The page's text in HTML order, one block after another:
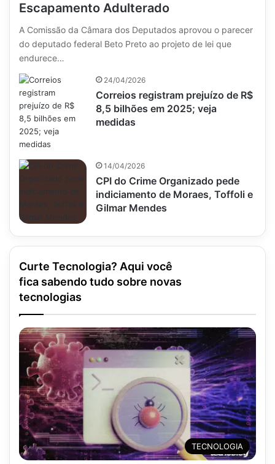
Escapamento Adulterado
A Comissão da Câmara dos Deputados aprovou o parecer
do deputado federal Beto Preto ao projeto de lei que
endurece…
24/04/2026
Correios registram prejuízo de R$
8,5 bilhões em 2025; veja
medidas
14/04/2026
CPI do Crime Organizado pede
indiciamento de Moraes, Toffoli e
Gilmar Mendes
Curte Tecnologia? Aqui você
fica sabendo tudo sobre novas
tecnologias
TECNOLOGIA